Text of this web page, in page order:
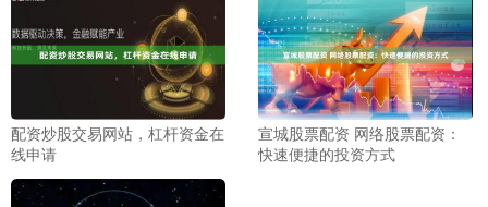
配资炒股交易网站，杠杆资金在
线申请
宣城股票配资 网络股票配资：
快速便捷的投资方式